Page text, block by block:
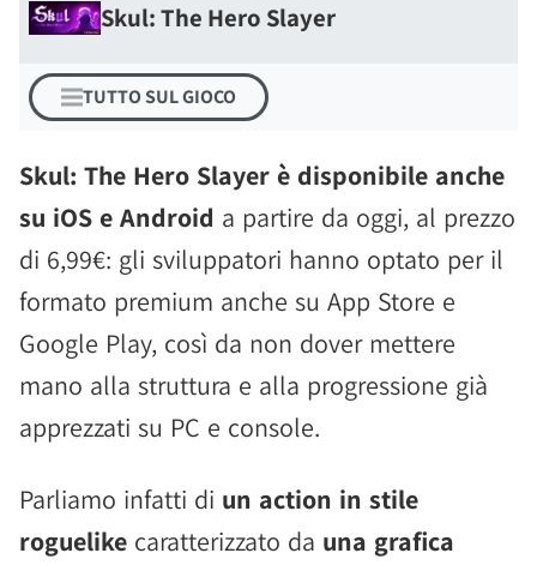
Skul: The Hero Slayer
TUTTO SUL GIOCO
Skul: The Hero Slayer è disponibile anche
su iOS e Android a partire da oggi, al prezzo
di 6,99€: gli sviluppatori hanno optato per il
formato premium anche su App Store e
Google Play, così da non dover mettere
mano alla struttura e alla progressione già
apprezzati su PC e console.
Parliamo infatti di un action in stile
roguelike caratterizzato da una grafica